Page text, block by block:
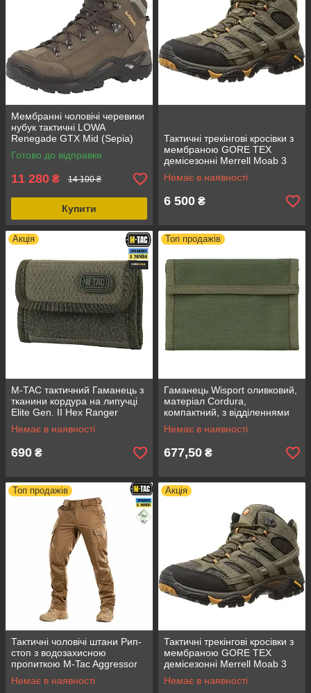
Мембранні чоловічі черевики
нубук тактичні LOWA
Renegade GTX Mid (Sepia)
ОРИГІНАЛ демісезонні 44,
коричневі, нові
Готово до відправки
11 280 ₴ 14 100 ₴
Купити
Тактичні трекінгові кросівки з
мембраною GORE TEX
демісезонні Merrell Moab 3
Vent Mid, колір Walnut, розмір
41
Немає в наявності
6 500 ₴
Акція
M-TAC тактичний Гаманець з
тканини кордура на липучці
Elite Gen. II Hex Ranger
Green, зелений, новий,
кордура
Немає в наявності
690 ₴
Топ продажів
Гаманець Wisport оливковий,
матеріал Cordura,
компактний, з відділеннями
для карт та монет
Немає в наявності
677,50 ₴
Топ продажів
Тактичні чоловічі штани Рип-
стоп з водозахисною
пропиткою M-Tac Aggressor
Gen.II Flex Coyote Brown,
розмір 30/32
Немає в наявності
Акція
Тактичні трекінгові кросівки з
мембраною GORE TEX
демісезонні Merrell Moab 3
Vent Mid, колір Walnut 43,
гумова підошва, унісекс
Немає в наявності